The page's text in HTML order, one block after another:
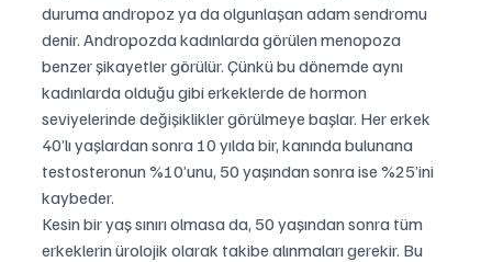
duruma andropoz ya da olgunlaşan adam sendromu
denir. Andropozda kadınlarda görülen menopoza
benzer şikayetler görülür. Çünkü bu dönemde aynı
kadınlarda olduğu gibi erkeklerde de hormon
seviyelerinde değişiklikler görülmeye başlar. Her erkek
40’lı yaşlardan sonra 10 yılda bir, kanında bulunana
testosteronun %10’unu, 50 yaşından sonra ise %25’ini
kaybeder.
Kesin bir yaş sınırı olmasa da, 50 yaşından sonra tüm
erkeklerin ürolojik olarak takibe alınmaları gerekir. Bu